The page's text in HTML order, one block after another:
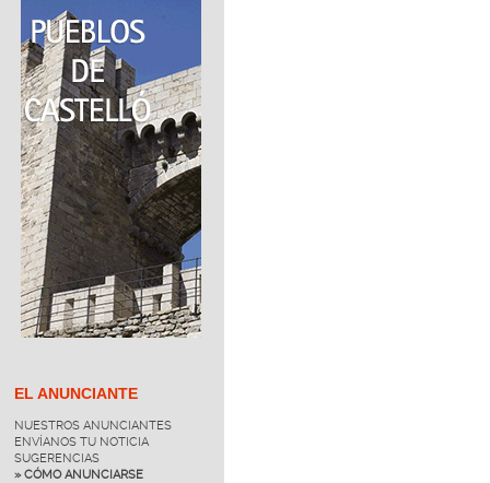
EL ANUNCIANTE
NUESTROS ANUNCIANTES
ENVÍANOS TU NOTICIA
SUGERENCIAS
» CÓMO ANUNCIARSE